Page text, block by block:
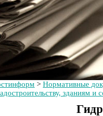
> Нормативные
зданиям и